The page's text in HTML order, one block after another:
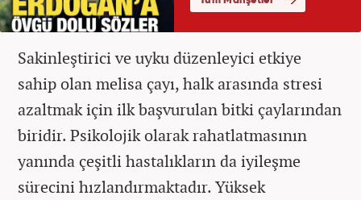
Sakinleştirici ve uyku düzenleyici etkiye
sahip olan melisa çayı, halk arasında stresi
azaltmak için ilk başvurulan bitki çaylarından
biridir. Psikolojik olarak rahatlatmasının
yanında çeşitli hastalıkların da iyileşme
sürecini hızlandırmaktadır. Yüksek